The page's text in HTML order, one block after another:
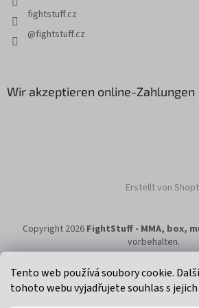
Tento web používá soubory cookie.
tohoto webu vyjadřujete souhlas s
fightstuff.cz
@fightstuff.cz
Wir akzeptieren online-Zahlungen
Erstellt von
Copyright 2026 FightStuff - MMA, box,
vorbehalten.
Klikni na super eshop pro